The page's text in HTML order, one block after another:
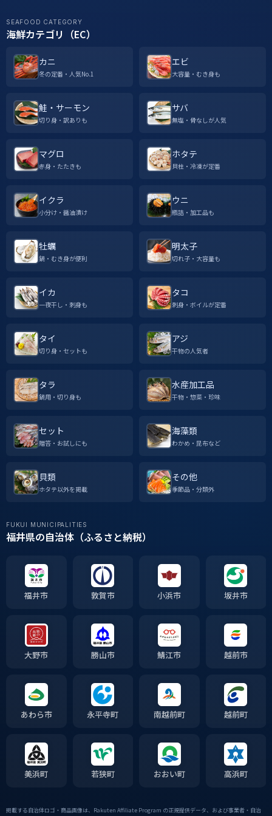
SEAFOOD CATEGORY
海鮮カテゴリ（EC）
カニ
冬の定番・人気No.1
エビ
大容量・むき身も
鮭・サーモン
切り身・訳ありも
サバ
無塩・骨なしが人気
マグロ
赤身・たたきも
ホタテ
貝柱・冷凍が定番
イクラ
小分け・醤油漬け
ウニ
瓶詰・加工品も
牡蠣
鍋・むき身が便利
明太子
切れ子・大容量も
イカ
一夜干し・刺身も
タコ
刺身・ボイルが定番
タイ
切り身・セットも
アジ
干物の人気者
タラ
鍋用・切り身も
水産加工品
干物・惣菜・珍味
セット
贈答・お試しにも
海藻類
わかめ・昆布など
貝類
ホタテ以外を掲載
その他
季節品・分類外
FUKUI MUNICIPALITIES
福井県の自治体（ふるさと納税）
福井市 敦賀市 小浜市 坂井市
大野市 勝山市 鯖江市 越前市
あわら市 永平寺町 南越前町 越前町
美浜町 若狭町 おおい町 高浜町
掲載する自治体ロゴ・商品画像は、Rakuten Affiliate Program の正規提供データ、および事業者・自治